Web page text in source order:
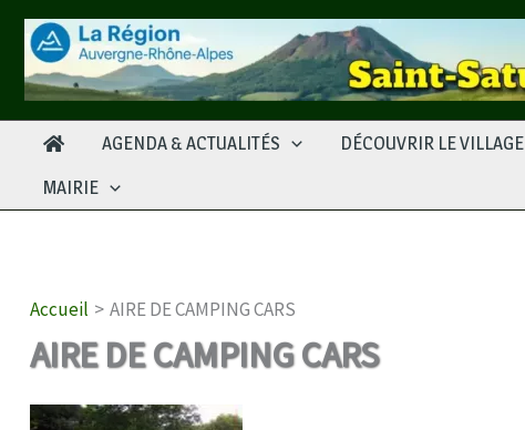
Aller
contenu
AGENDA & ACTUALITÉS DÉCOUVRIR LE VILLAGE
MAIRIE
Accueil AIRE DE CAMPING CARS
AIRE DE CAMPING CARS